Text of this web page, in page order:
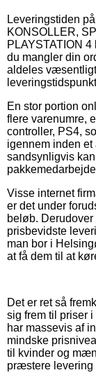
Leveringstiden
KONSOLLER,
PLAYSTATION
du mangler din
aldeles
En stor portion
flere varenumre,
controller, PS4,
igennem inden
sandsynligvis
Visse internet
er det under
beløb.
prisbevidste
man bor i
at få dem til at
Det er ret så
sig frem til priser
har massevis af
mindske
til kvinder og
præstere levering